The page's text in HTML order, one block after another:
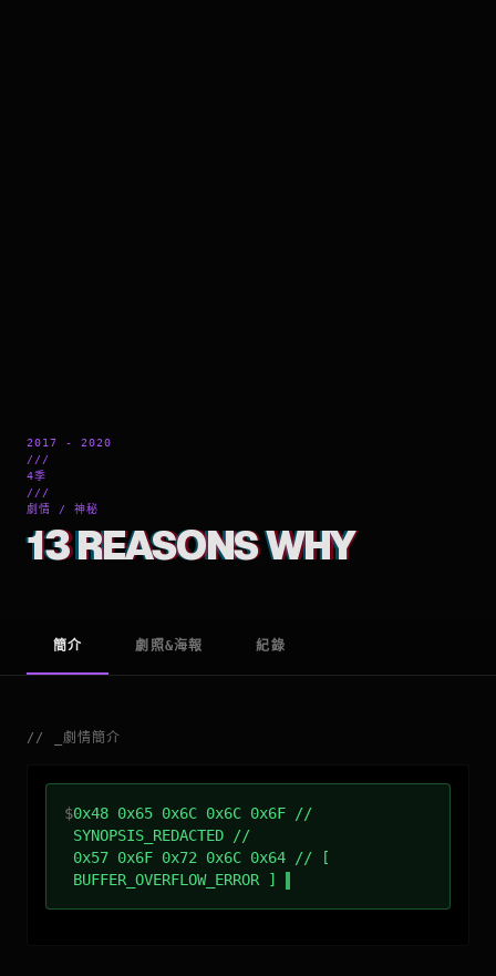
2017 - 2020
///
4季
///
劇情 / 神秘
13 REASONS WHY
簡介 劇照&海報 紀錄
// 劇情簡介
$0x48 0x65 0x6C 0x6C 0x6F //
SYNOPSIS_REDACTED //
0x57 0x6F 0x72 0x6C 0x64 // [
BUFFER_OVERFLOW_ERROR ]